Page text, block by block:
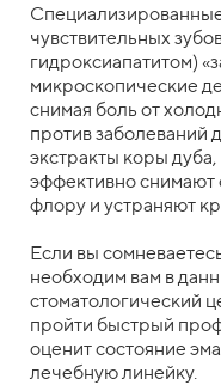
чувствительных
гидроксиапатитом)
микроскопические
снимая боль от
против заболеваний
экстракты коры
эффективно снимают
флору и устраняют
Если вы
необходим вам в
стоматологический
пройти быстрый
оценит состояние
лечебную линейку.